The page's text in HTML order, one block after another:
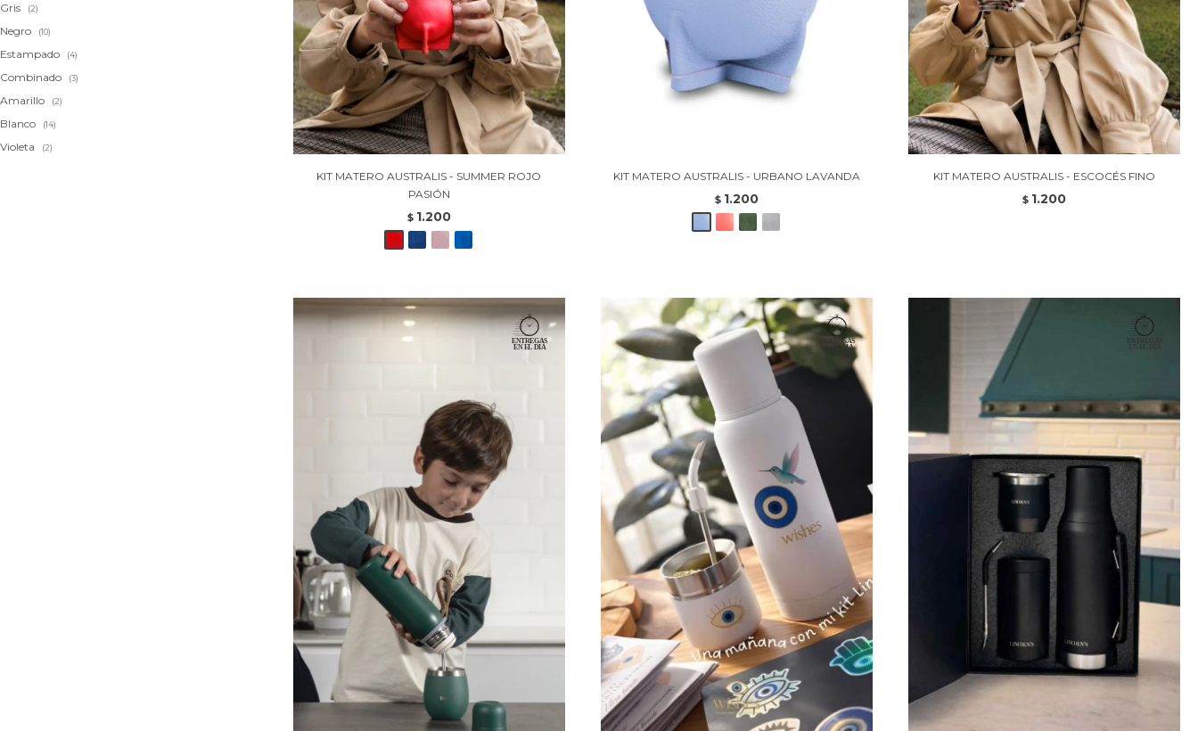
KIT MATERO AUSTRALIS - SUMMER ROJO
PASIÓN
$ 1.200
KIT MATERO AUSTRALIS - URBANO LAVANDA
$ 1.200
KIT MATERO AUSTRALIS - ESCOCÉS FINO
$ 1.200
Gris (2)
Negro (10)
Estampado (4)
Combinado (3)
Amarillo (2)
Blanco (14)
Violeta (2)